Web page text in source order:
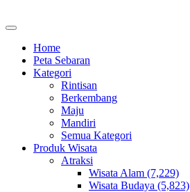
Home
Peta Sebaran
Kategori
Rintisan
Berkembang
Maju
Mandiri
Semua Kategori
Produk Wisata
Atraksi
Wisata Alam (7,229)
Wisata Budaya (5,823)